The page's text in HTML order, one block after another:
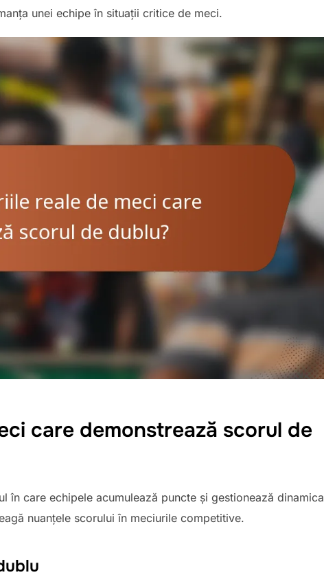
unei echipe în situații critice de meci.
care demonstrează scorul de
în care echipele acumulează puncte și gestionează dinamica
nuanțele scorului în meciurile competitive.